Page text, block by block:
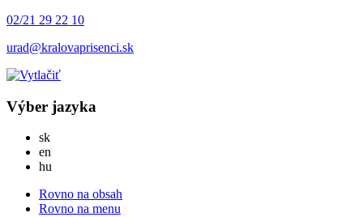
02/21 29 22 10
urad@kralovaprisenci.sk
Výber jazyka
skSlovensky
en
hu
Rovno na obsah
Rovno na menu